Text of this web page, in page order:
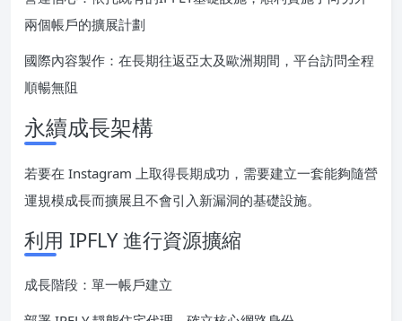
兩個帳戶的擴展計劃
國際內容製作：在長期往返亞太及歐洲期間，平台訪問全程
順暢無阻
永續成長架構
若要在 Instagram 上取得長期成功，需要建立一套能夠隨營
運規模成長而擴展且不會引入新漏洞的基礎設施。
利用 IPFLY 進行資源擴縮
成長階段：單一帳戶建立